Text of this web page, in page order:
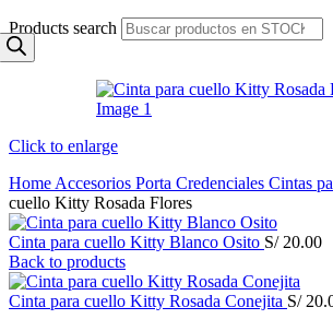
Products search
Click to enlarge
Home Accesorios Porta Credenciales Cintas
cuello Kitty Rosada Flores
Cinta para cuello Kitty Blanco Osito S/20.00
Back to products
Cinta para cuello Kitty Rosada Conejita S/